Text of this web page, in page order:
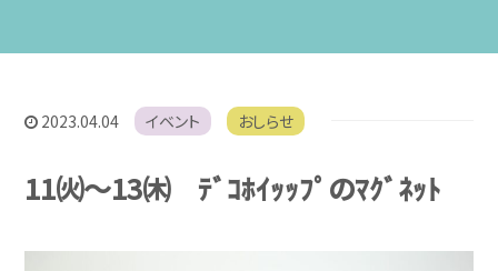
2023.04.04 イベント おしらせ
11㈫～13㈭ ﾃﾞｺﾎｲｯｯﾌﾟのﾏｸﾞﾈｯﾄ